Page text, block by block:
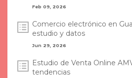
Feb 09, 2026
Comercio electrónico en
estudio y datos
Jun 29, 2026
Estudio de Venta Online
tendencias